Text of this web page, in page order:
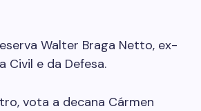
Walter Braga Netto, ex-
Civil e da Defesa.
vota a decana Cármen